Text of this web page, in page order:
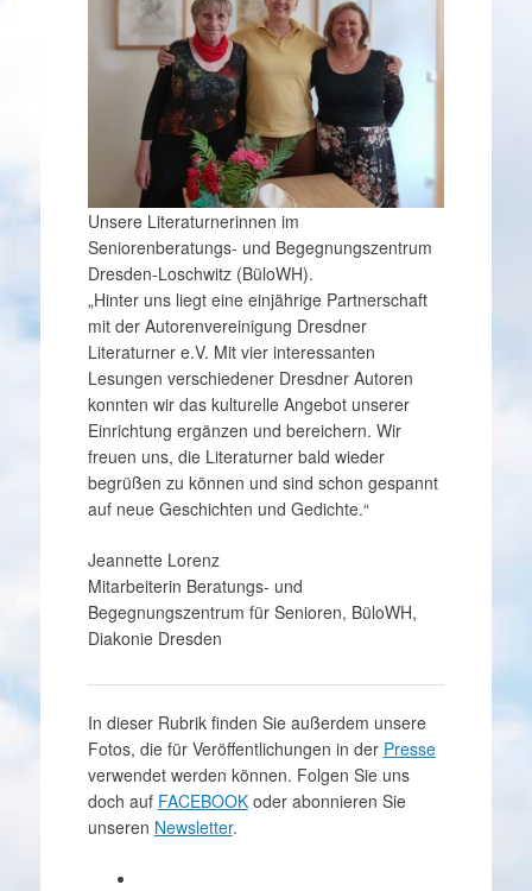
Unsere Literaturnerinnen im
Seniorenberatungs- und Begegnungszentrum
Dresden-Loschwitz (BüloWH).
„Hinter uns liegt eine einjährige Partnerschaft
mit der Autorenvereinigung Dresdner
Literaturner e.V. Mit vier interessanten
Lesungen verschiedener Dresdner Autoren
konnten wir das kulturelle Angebot unserer
Einrichtung ergänzen und bereichern. Wir
freuen uns, die Literaturner bald wieder
begrüßen zu können und sind schon gespannt
auf neue Geschichten und Gedichte.“
Jeannette Lorenz
Mitarbeiterin Beratungs- und
Begegnungszentrum für Senioren, BüloWH,
Diakonie Dresden
In dieser Rubrik finden Sie außerdem unsere
Fotos, die für Veröffentlichungen in der Presse
verwendet werden können. Folgen Sie uns
doch auf FACEBOOKoder abonnieren Sie
unseren Newsletter.